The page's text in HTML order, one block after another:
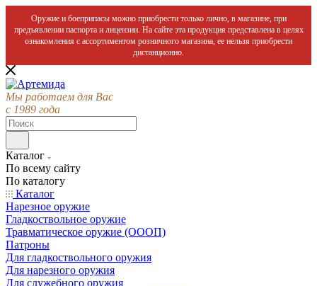
Оружие и боеприпасы можно приобрести только лично, в магазине, при
предъявлении паспорта и лицензии. На сайте эта продукция представлена в целях
ознакомления с ассортиментом розничного магазина, ее нельзя приобрести
дистанционно.
Мы работаем для Вас
с 1989 года
Каталог
По всему сайту
По каталогу
Каталог
Нарезное оружие
Гладкоствольное оружие
Травматическое оружие (ОООП)
Патроны
Для гладкоствольного оружия
Для нарезного оружия
Для служебного оружия